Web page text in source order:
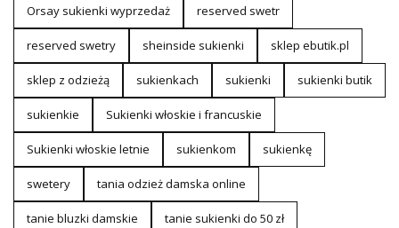
Orsay sukienki wyprzedaż reserved swetr
reserved swetry sheinside sukienki sklep ebutik.pl
sklep z odzieżą sukienkach sukienki sukienki butik
sukienkie Sukienki włoskie i francuskie
Sukienki włoskie letnie sukienkom sukienkę
swetery tania odzież damska online
tanie bluzki damskie tanie sukienki do 50 zł